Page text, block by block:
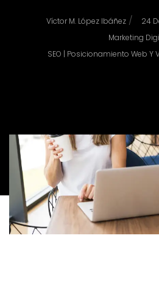
Víctor M. López Ibáñez/ 24
Marketing
SEO | Posicionamiento Web Y